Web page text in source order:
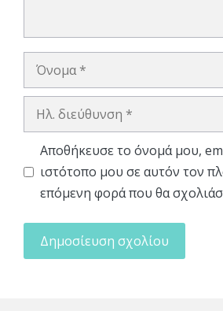
Όνομα
Ηλ.
Αποθήκευσε το όνομά μου,
ιστότοπο μου σε αυτόν τον
επόμενη φορά που θα